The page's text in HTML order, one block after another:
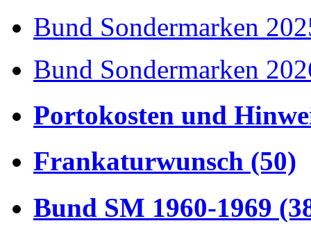
Bund Sondermarken
Bund Sondermarken
Portokosten und
Frankaturwunsch (50)
Bund SM 1960-1969